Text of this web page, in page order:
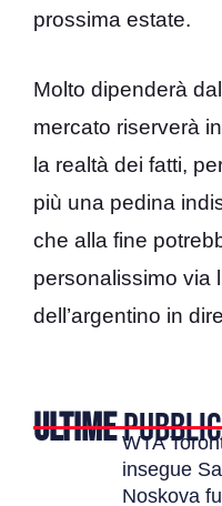
prossima estate.
Molto dipenderà
mercato riserverà
la realtà dei fatti,
più una pedina
che alla fine
personalissimo via
dell’argentino in
ULTIMEWTA
insegue
Noskova